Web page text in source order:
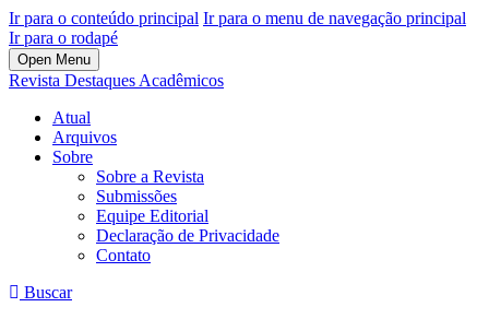
Ir para o conteúdo principal Ir para o menu de navegação principal
Ir para o rodapé
Open Menu
Revista Destaques Acadêmicos
Atual
Arquivos
Sobre
Sobre a Revista
Submissões
Equipe Editorial
Declaração de Privacidade
Contato
Buscar